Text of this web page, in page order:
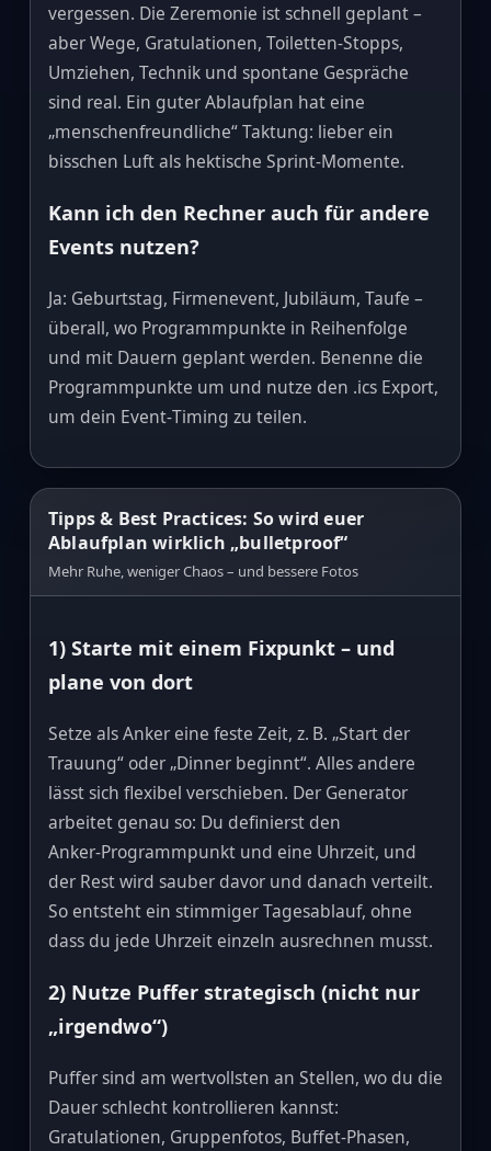
vergessen. Die Zeremonie ist schnell geplant –
aber Wege, Gratulationen, Toiletten‑Stopps,
Umziehen, Technik und spontane Gespräche
sind real. Ein guter Ablaufplan hat eine
„menschenfreundliche“ Taktung: lieber ein
bisschen Luft als hektische Sprint‑Momente.
Kann ich den Rechner auch für andere
Events nutzen?
Ja: Geburtstag, Firmenevent, Jubiläum, Taufe –
überall, wo Programmpunkte in Reihenfolge
und mit Dauern geplant werden. Benenne die
Programmpunkte um und nutze den .ics Export,
um dein Event‑Timing zu teilen.
Tipps & Best Practices: So wird euer
Ablaufplan wirklich „bulletproof“
Mehr Ruhe, weniger Chaos – und bessere Fotos
1) Starte mit einem Fixpunkt – und
plane von dort
Setze als Anker eine feste Zeit, z. B. „Start der
Trauung“ oder „Dinner beginnt“. Alles andere
lässt sich flexibel verschieben. Der Generator
arbeitet genau so: Du definierst den
Anker‑Programmpunkt und eine Uhrzeit, und
der Rest wird sauber davor und danach verteilt.
So entsteht ein stimmiger Tagesablauf, ohne
dass du jede Uhrzeit einzeln ausrechnen musst.
2) Nutze Puffer strategisch (nicht nur
„irgendwo“)
Puffer sind am wertvollsten an Stellen, wo du die
Dauer schlecht kontrollieren kannst:
Gratulationen, Gruppenfotos, Buffet‑Phasen,